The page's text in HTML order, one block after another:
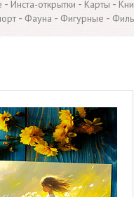
- Инста-открытки - Карты -
- Фауна - Фигурные -